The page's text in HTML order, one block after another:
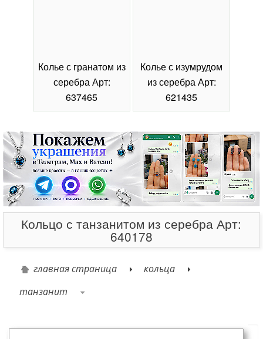
Колье с гранатом из
серебра Арт:
637465
Колье с изумрудом
из серебра Арт:
621435
Кольцо с танзанитом из серебра Арт:
640178
главная страница
кольца
танзанит